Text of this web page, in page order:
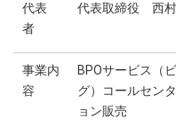
代表
者
代表取締役 西
事業内
容
BPOサービス（
グ）コールセン
ョン販売